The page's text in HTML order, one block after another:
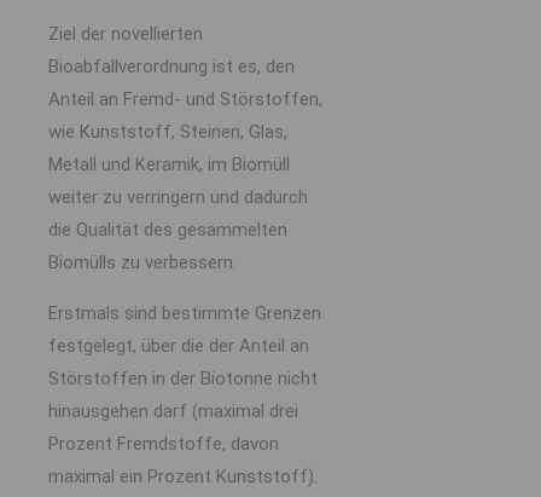
Ziel der novellierten
Bioabfallverordnung ist es, den
Anteil an Fremd- und Störstoffen,
wie Kunststoff, Steinen, Glas,
Metall und Keramik, im Biomüll
weiter zu verringern und dadurch
die Qualität des gesammelten
Biomülls zu verbessern.
Erstmals sind bestimmte Grenzen
festgelegt, über die der Anteil an
Störstoffen in der Biotonne nicht
hinausgehen darf (maximal drei
Prozent Fremdstoffe, davon
maximal ein Prozent Kunststoff).